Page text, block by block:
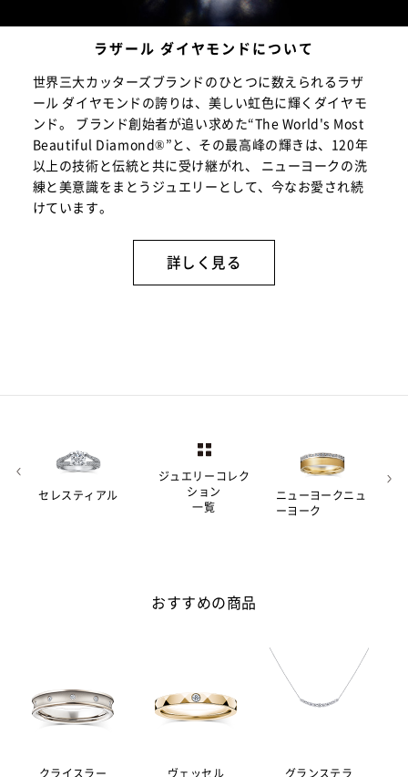
ラザール ダイヤモンドについて
世界三大カッターズブランドのひとつに数えられるラザ
ール ダイヤモンドの誇りは、美しい虹色に輝くダイヤモ
ンド。 ブランド創始者が追い求めた“The World's Most
Beautiful Diamond®”と、その最高峰の輝きは、120年
以上の技術と伝統と共に受け継がれ、 ニューヨークの洗
練と美意識をまとうジュエリーとして、今なお愛され続
けています。
詳しく見る
ジュエリーコレク
ション
一覧
セレスティアル
ニューヨークニュ
ーヨーク
おすすめの商品
クライスラー ヴェッセル グランステラ